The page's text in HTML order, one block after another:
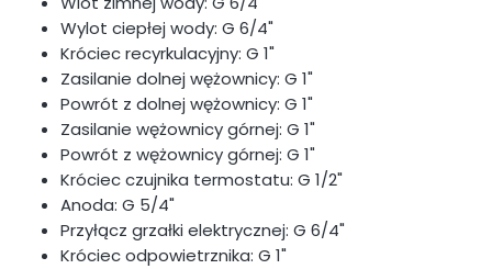
Wylot ciepłej wody: G 6/4"
Króciec recyrkulacyjny: G 1"
Zasilanie dolnej wężownicy: G 1"
Powrót z dolnej wężownicy: G 1"
Zasilanie wężownicy górnej: G 1"
Powrót z wężownicy górnej: G 1"
Króciec czujnika termostatu: G 1/2"
Anoda: G 5/4"
Przyłącz grzałki elektrycznej: G 6/4"
Króciec odpowietrznika: G 1"